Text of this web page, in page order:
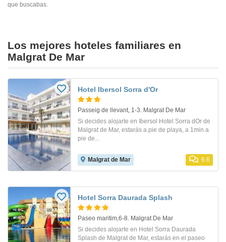
que buscabas.
Los mejores hoteles familiares en
Malgrat De Mar
Hotel Ibersol Sorra d'Or
Passeig de llevant, 1-3. Malgrat De Mar
Si decides alojarte en Ibersol Hotel Sorra dOr de
Malgrat de Mar, estarás a pie de playa, a 1min a
pie de...
Malgrat de Mar 6.6
Hotel Sorra Daurada Splash
Paseo maritim,6-8. Malgrat De Mar
Si decides alojarte en Hotel Sorra Daurada
Splash de Malgrat de Mar, estarás en el paseo